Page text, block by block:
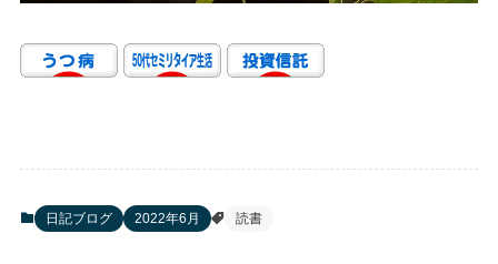
日記ブログ 2022年6月 読書